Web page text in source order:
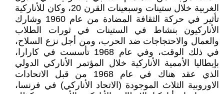
الغربية خلال ستينات وسبعينات القرن 20، وكان للأناركية
تأثير في حركة الثقافة المضادة من عام 1960 وشارك
الأناركيون بنشاط في الستينات في ثورات الطلاب
والعمال والاحتجاجات ضد الحرب، ومن أجل نزع السلاح،
في ذلك الوقت، وفي عام 1968 تأسست في كارارا،
بإيطاليا الأممية الأناركية خلال المؤتمر الأناركي الدولي
الذي عقد هناك في عام 1968 من قبل الاتحادات
الاوروبية الثلاث الموجودة (الاتحاد الأناركي) في فرنسا،